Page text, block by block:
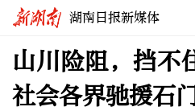
湖南日报新媒体
山川险阻，挡
社会各界驰援石